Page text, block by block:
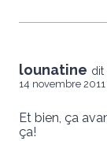
lounatine dit
14 novembre 2011
Et bien, ça
ça!